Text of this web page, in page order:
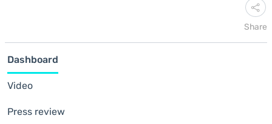
Share
Dashboard
Video
Press review